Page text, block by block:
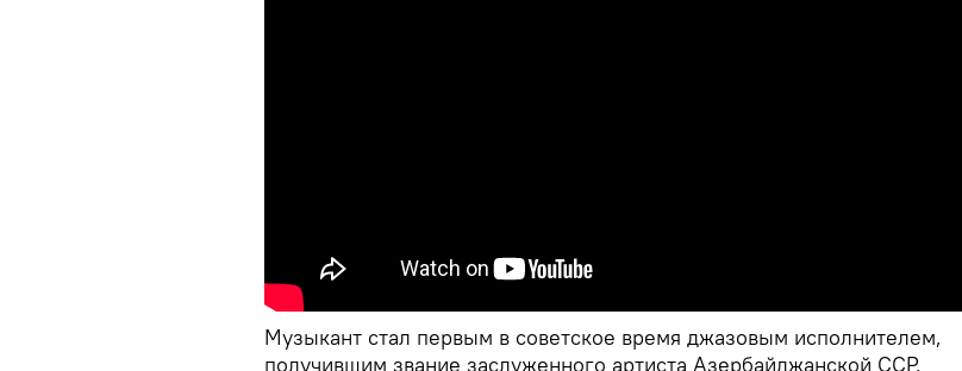
Музыкант стал первым в советское время джазовым исполнителем,
получившим звание заслуженного артиста Азербайджанской ССР.